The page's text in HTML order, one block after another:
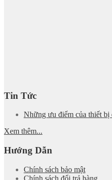
Tin Tức
Những ưu điểm của thiết bị
Xem thêm...
Hướng Dẫn
Chính sách bảo mật
Chính sách đổi trả hàng